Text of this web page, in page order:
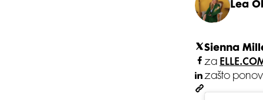
Lea
Sienna
za
zašto